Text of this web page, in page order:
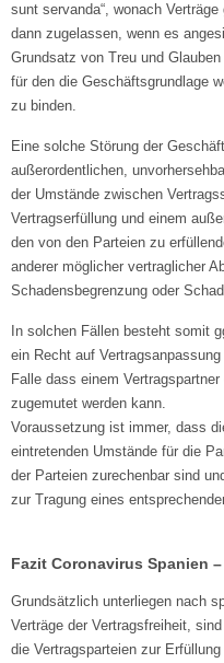
sunt servanda“, wonach
dann zugelassen, wenn es
Grundsatz von Treu und
für den die Geschäftsgrundlage
zu binden.
Eine solche Störung der
außerordentlichen,
der Umstände zwischen
Vertragserfüllung und einem
den von den Parteien zu
anderer möglicher vertraglicher
Schadensbegrenzung oder
In solchen Fällen besteht somit
ein Recht auf
Falle dass einem
zugemutet werden kann.
Voraussetzung ist immer, dass
eintretenden Umstände für die
der Parteien zurechenbar sind
zur Tragung eines
Fazit Coronavirus Spanien
Grundsätzlich unterliegen nach
Verträge der Vertragsfreiheit,
die Vertragsparteien zur